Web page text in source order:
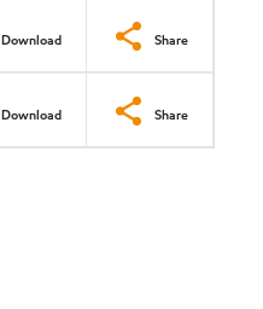
Download Share
Download Share